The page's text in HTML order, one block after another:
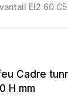
EI2 60
Cadre
H mm